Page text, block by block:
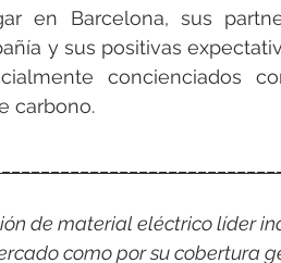
en Barcelona, sus
y sus positivas
concienciados
carbono.
de material eléctrico líder
como por su cobertura